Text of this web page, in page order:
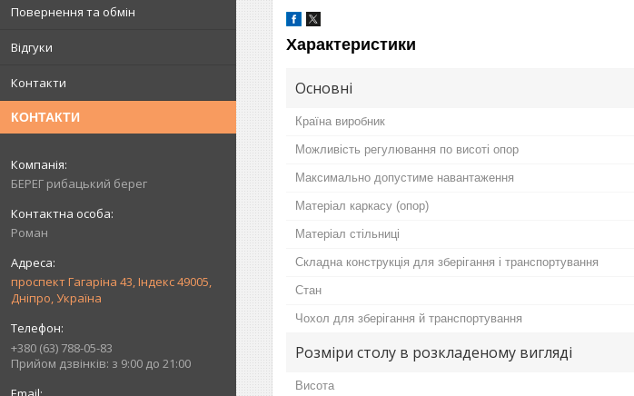
Повернення та обмін
Відгуки
Контакти
КОНТАКТИ
БЕРЕГ рибацький берег
Роман
проспект Гагаріна 43, Індекс 49005,
Дніпро, Україна
+380 (63) 788-05-83
Прийом дзвінків: з 9:00 до 21:00
Характеристики
Основні
Країна виробник
Можливість регулювання по висоті опор
Максимально допустиме навантаження
Матеріал каркасу (опор)
Матеріал стільниці
Складна конструкція для зберігання і транспортування
Стан
Чохол для зберігання й транспортування
Розміри столу в розкладеному вигляді
Висота